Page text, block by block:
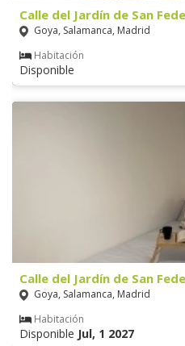
Calle del Jardín de San
Goya, Salamanca, Madrid
Habitación
Disponible
Calle del Jardín de San
Goya, Salamanca, Madrid
Habitación
Disponible Jul, 1 2027